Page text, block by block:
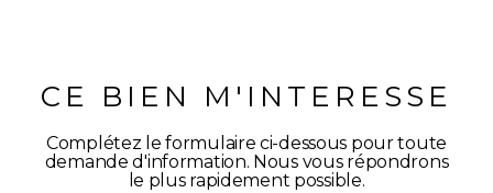
CE BIEN M'INTERESSE
Complétez le formulaire ci-dessous pour toute
demande d'information. Nous vous répondrons
le plus rapidement possible.